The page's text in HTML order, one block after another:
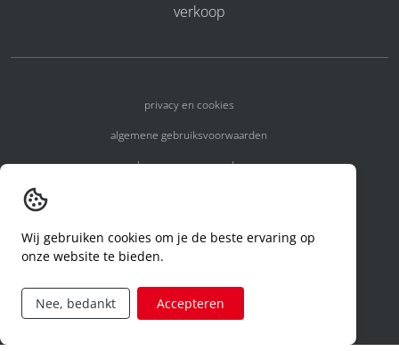
verkoop
privacy en cookies
algemene gebruiksvoorwaarden
algemene voorwaarden
code of conduct
aanvraag rechten ivm privacy
Wij gebruiken cookies om je de beste ervaring op
onze website te bieden.
Nee, bedankt Accepteren